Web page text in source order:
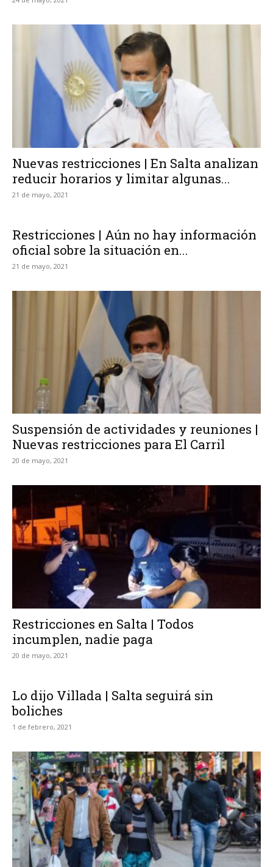
Nuevas restricciones | En Salta analizan
reducir horarios y limitar algunas...
21 de mayo, 2021
Restricciones | Aún no hay información
oficial sobre la situación en...
21 de mayo, 2021
Suspensión de actividades y reuniones |
Nuevas restricciones para El Carril
20 de mayo, 2021
Restricciones en Salta | Todos
incumplen, nadie paga
20 de mayo, 2021
Lo dijo Villada | Salta seguirá sin
boliches
1 de febrero, 2021